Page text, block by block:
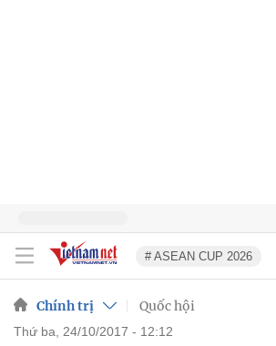
# ASEAN CUP 2026
Chính trị Quốc hội
thứ ba, 24/10/2017 - 12:12